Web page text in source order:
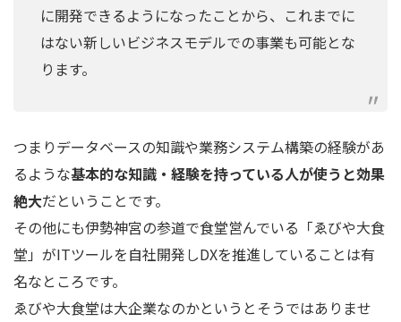
に開発できるようになったことから、これまでに
はない新しいビジネスモデルでの事業も可能とな
ります。
つまりデータベースの知識や業務システム構築の経験があ
るような基本的な知識・経験を持っている人が使うと効果
絶大だということです。
その他にも伊勢神宮の参道で食堂営んでいる「ゑびや大食
堂」がITツールを自社開発しDXを推進していることは有
名なところです。
ゑびや大食堂は大企業なのかというとそうではありませ